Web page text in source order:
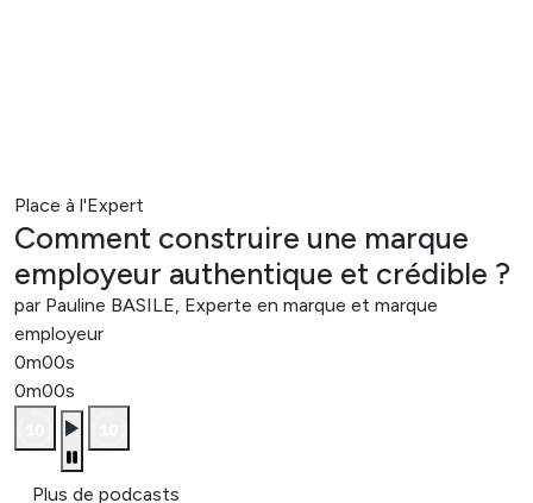
Place à l'Expert
Comment construire une marque
employeur authentique et crédible ?
par Pauline BASILE, Experte en marque et marque
employeur
0m00s
0m00s
Plus de podcasts